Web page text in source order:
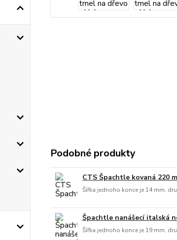
Podobné produkty
CTS Špachtle kovaná 220
Šířka jednoho konce je 14 mm,
Špachtle nanášecí italská
Šířka jednoho konce je 19 mm,